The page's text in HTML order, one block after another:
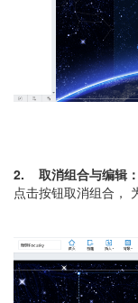
2. 取消组合与编辑：
点击按钮取消组合，